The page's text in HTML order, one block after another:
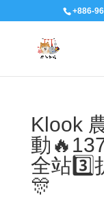
+886-
Klook
動
全站3️⃣
🎊